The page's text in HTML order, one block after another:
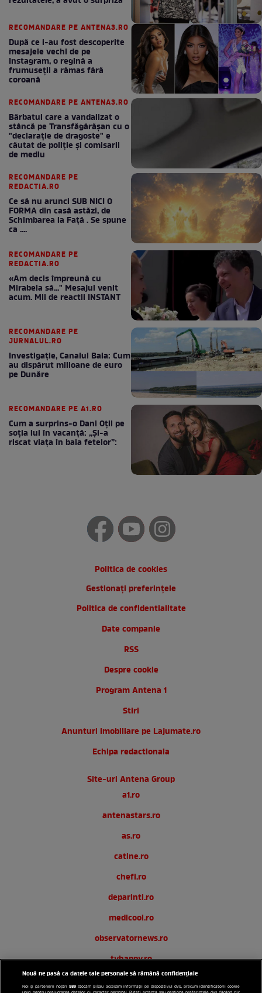
RECOMANDARE PE ANTENA3.RO
După ce i-au fost descoperite
mesajele vechi de pe
Instagram, o regină a
frumuseții a rămas fără
coroană
RECOMANDARE PE ANTENA3.RO
Bărbatul care a vandalizat o
stâncă pe Transfăgărășan cu o
"declaraţie de dragoste" e
căutat de poliție și comisarii
de mediu
RECOMANDARE PE
REDACTIA.RO
Ce să nu arunci SUB NICI O
FORMA din casă astăzi, de
Schimbarea la Față . Se spune
ca ....
RECOMANDARE PE
REDACTIA.RO
«Am decis împreună cu
Mirabela să..." Mesajul venit
acum. Mii de reactii INSTANT
RECOMANDARE PE
JURNALUL.RO
Investigație, Canalul Bala: Cum
au dispărut milioane de euro
pe Dunăre
RECOMANDARE PE A1.RO
Cum a surprins-o Dani Oțil pe
soția lui în vacanță: „Și-a
riscat viața în baia fetelor”:
Politica de cookies
Gestionați preferințele
Politica de confidentialitate
Date companie
RSS
Despre cookie
Program Antena 1
Stiri
Anunturi imobiliare pe Lajumate.ro
Echipa redactionala
Site-uri Antena Group
a1.ro
antenastars.ro
as.ro
catine.ro
chefi.ro
deparinti.ro
medicool.ro
observatornews.ro
tvhappy.ro
useit.ro
Nouă ne pasă ca datele tale personale să rămână confidențiale
Noi și partenerii noștri589 stocăm și/sau accesăm informații pe dispozitivul dvs., precum identificatorii cookie